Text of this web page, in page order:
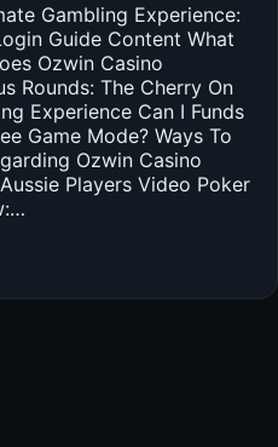
Gambling Experience:
Guide Content What
Ozwin Casino
Rounds: The Cherry On
Experience Can I Funds
Game Mode? Ways To
Ozwin Casino
Players Video Poker